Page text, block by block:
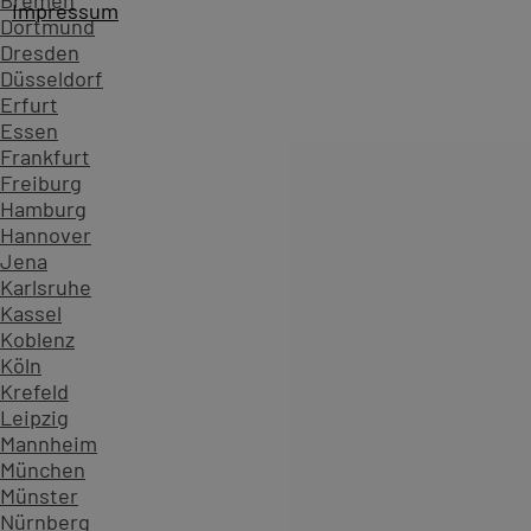
Dortmund
Dresden
Düsseldorf
Erfurt
Essen
Frankfurt
Freiburg
Hamburg
Hannover
Jena
Karlsruhe
Kassel
Koblenz
Köln
Krefeld
Leipzig
Mannheim
München
Münster
Nürnberg
Startseite
Zahlen, die Vertrauen schaffen - überzeugen Sie sich
234.630
Teilnehmende
904
Impressum